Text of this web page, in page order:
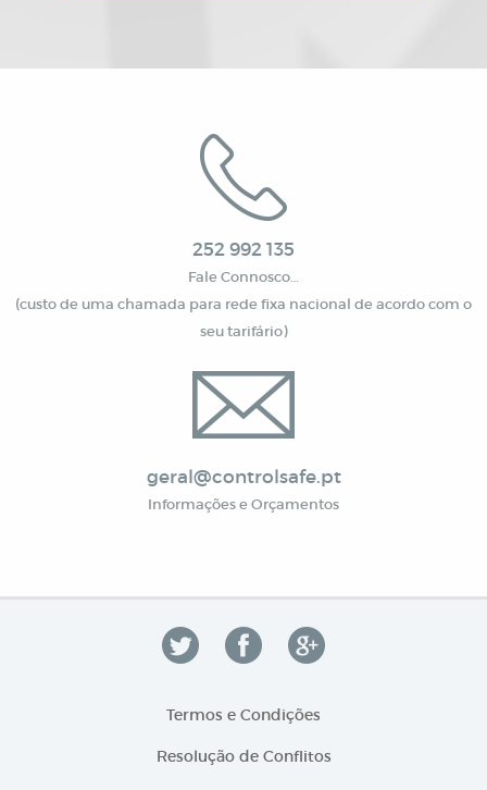
252 992 135
Fale Connosco…
(custo de uma chamada para rede fixa nacional de acordo com o
seu tarifário)
geral@controlsafe.pt
Informações e Orçamentos
Termos e Condições
Resolução de Conflitos